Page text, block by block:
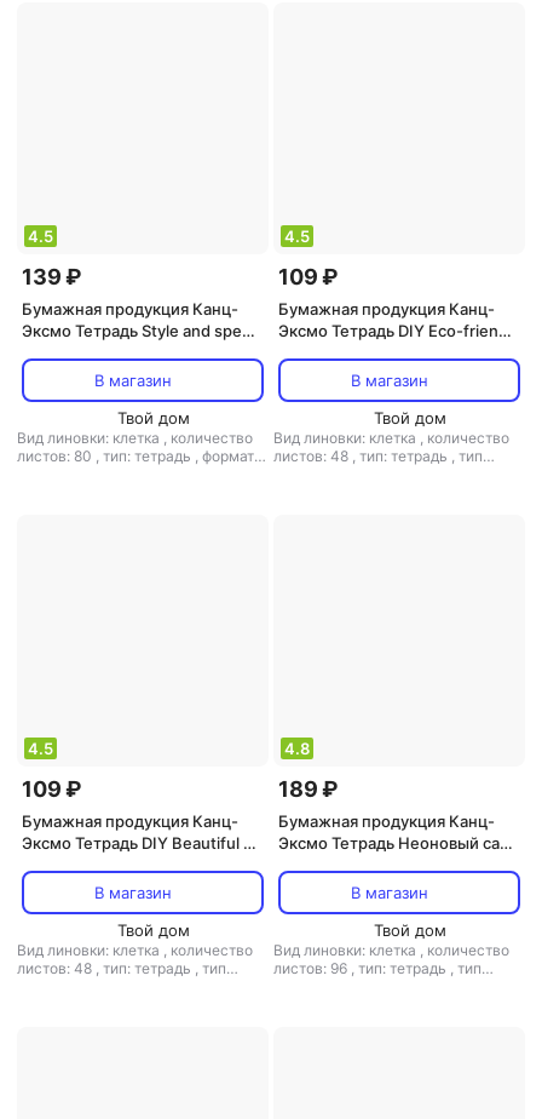
4.5
139 ₽
Бумажная продукция Канц-
Эксмо Тетрадь Style and speed
В магазин
Твой дом
Вид линовки: клетка , количество
листов: 80 , тип: тетрадь , формат:
4.5
109 ₽
Бумажная продукция Канц-
Эксмо Тетрадь DIY Eco-friendly
ассортиментеВ магазин
Твой дом
Вид линовки: клетка , количество
листов: 48 , тип: тетрадь , тип
4.5
109 ₽
Бумажная продукция Канц-
Эксмо Тетрадь DIY Beautiful А5
В магазин
Твой дом
Вид линовки: клетка , количество
листов: 48 , тип: тетрадь , тип
4.8
189 ₽
Бумажная продукция Канц-
Эксмо Тетрадь Неоновый сад
В магазин
Твой дом
Вид линовки: клетка , количество
листов: 96 , тип: тетрадь , тип